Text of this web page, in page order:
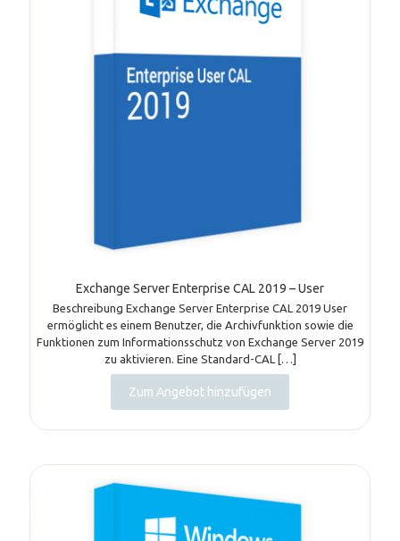
Exchange Server Enterprise CAL 2019 – User
Beschreibung Exchange Server Enterprise CAL 2019 User
ermöglicht es einem Benutzer, die Archivfunktion sowie die
Funktionen zum Informationsschutz von Exchange Server 2019
zu aktivieren. Eine Standard-CAL
[…]
Zum Angebot hinzufügen